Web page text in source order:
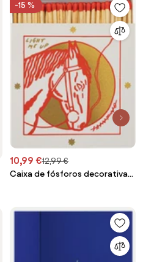
-15 %
10,99 €12,99 €
Caixa de fósforos decorativa